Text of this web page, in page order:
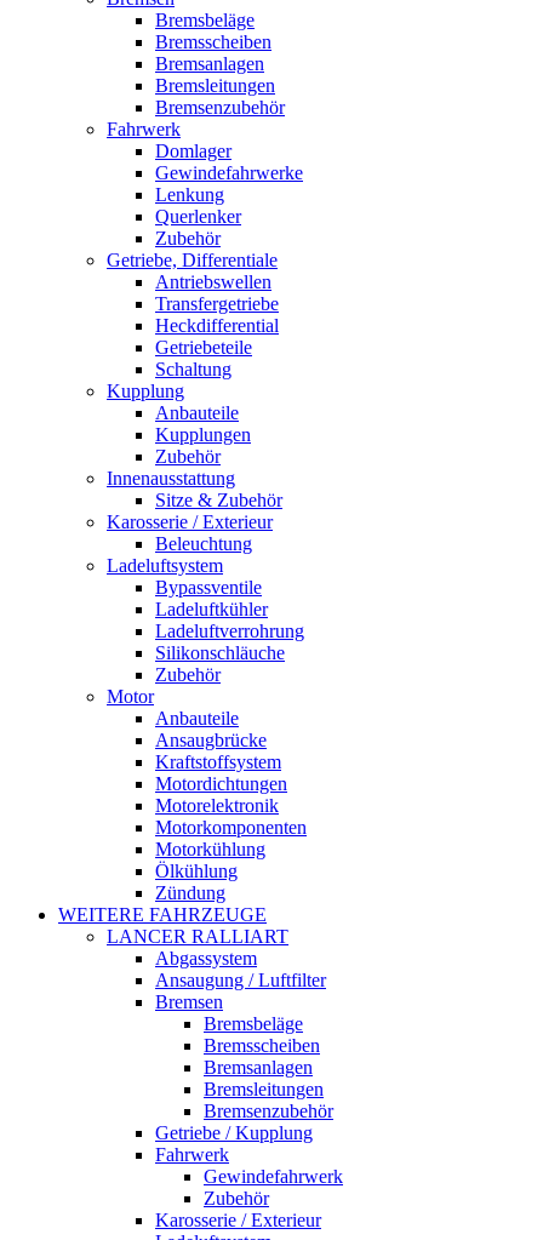
Bremsbeläge
Bremsscheiben
Bremsanlagen
Bremsleitungen
Bremsenzubehör
Fahrwerk
Domlager
Gewindefahrwerke
Lenkung
Querlenker
Zubehör
Getriebe, Differentiale
Antriebswellen
Transfergetriebe
Heckdifferential
Getriebeteile
Schaltung
Kupplung
Anbauteile
Kupplungen
Zubehör
Innenausstattung
Sitze & Zubehör
Karosserie / Exterieur
Beleuchtung
Ladeluftsystem
Bypassventile
Ladeluftkühler
Ladeluftverrohrung
Silikonschläuche
Zubehör
Motor
Anbauteile
Ansaugbrücke
Kraftstoffsystem
Motordichtungen
Motorelektronik
Motorkomponenten
Motorkühlung
Ölkühlung
Zündung
WEITERE FAHRZEUGE
LANCER RALLIART
Abgassystem
Ansaugung / Luftfilter
Bremsen
Bremsbeläge
Bremsscheiben
Bremsanlagen
Bremsleitungen
Bremsenzubehör
Getriebe / Kupplung
Fahrwerk
Gewindefahrwerk
Zubehör
Karosserie / Exterieur